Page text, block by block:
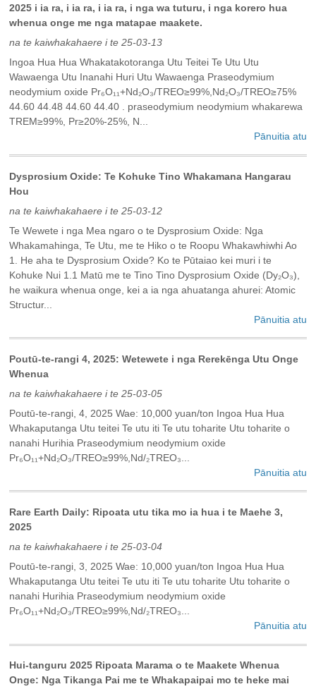
2025 i ia ra, i ia ra, i ia ra, i nga wa tuturu, i nga korero hua
whenua onge me nga matapae maakete.
na te kaiwhakahaere i te 25-03-13
Ingoa Hua Hua Whakatakotoranga Utu Teitei Te Utu Utu
Wawaenga Utu Inanahi Huri Utu Wawaenga Praseodymium
neodymium oxide Pr₆O₁₁+Nd₂O₃/TREO≥99%,Nd₂O₃/TREO≥75%
44.60 44.48 44.60 44.40 . praseodymium neodymium whakarewa
TREM≥99%, Pr≥20%-25%, N...
Pānuitia atu
‌Dysprosium Oxide: Te Kohuke Tino Whakamana Hangarau
Hou
na te kaiwhakahaere i te 25-03-12
Te Wewete i nga Mea ngaro o te Dysprosium Oxide: Nga
Whakamahinga, Te Utu, me te Hiko o te Roopu Whakawhiwhi Ao
‌1. He aha te Dysprosium Oxide? Ko te Pūtaiao kei muri i te
Kohuke Nui‌ ‌1.1 Matū me te Tino Tino‌ Dysprosium Oxide (Dy₂O₃),
he waikura whenua onge, kei a ia nga ahuatanga ahurei: ‌Atomic
Structur...
Pānuitia atu
Poutū-te-rangi 4, 2025: Wetewete i nga Rerekēnga Utu Onge
Whenua
na te kaiwhakahaere i te 25-03-05
Poutū-te-rangi, 4, 2025 Wae: 10,000 yuan/ton Ingoa Hua Hua
Whakaputanga Utu teitei Te utu iti Te utu toharite Utu toharite o
nanahi Hurihia Praseodymium neodymium oxide
Pr₆O₁₁+Nd₂O₃/TREO≥99%,Nd/₂TREO₃...
Pānuitia atu
Rare Earth Daily: Ripoata utu tika mo ia hua i te Maehe 3,
2025
na te kaiwhakahaere i te 25-03-04
Poutū-te-rangi, 3, 2025 Wae: 10,000 yuan/ton Ingoa Hua Hua
Whakaputanga Utu teitei Te utu iti Te utu toharite Utu toharite o
nanahi Hurihia Praseodymium neodymium oxide
Pr₆O₁₁+Nd₂O₃/TREO≥99%,Nd/₂TREO₃...
Pānuitia atu
Hui-tanguru 2025 Ripoata Marama o te Maakete Whenua
Onge: Nga Tikanga Pai me te Whakapaipai mo te heke mai